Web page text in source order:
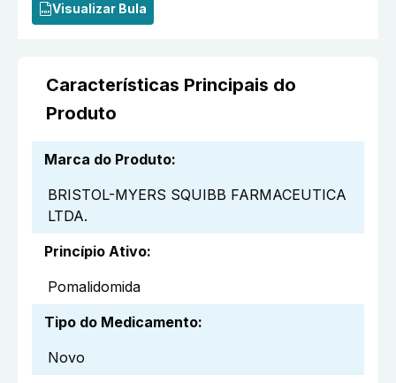
Visualizar Bula
Características Principais do
Produto
Marca do Produto:
BRISTOL-MYERS SQUIBB FARMACEUTICA
LTDA.
Princípio Ativo:
Pomalidomida
Tipo do Medicamento:
Novo